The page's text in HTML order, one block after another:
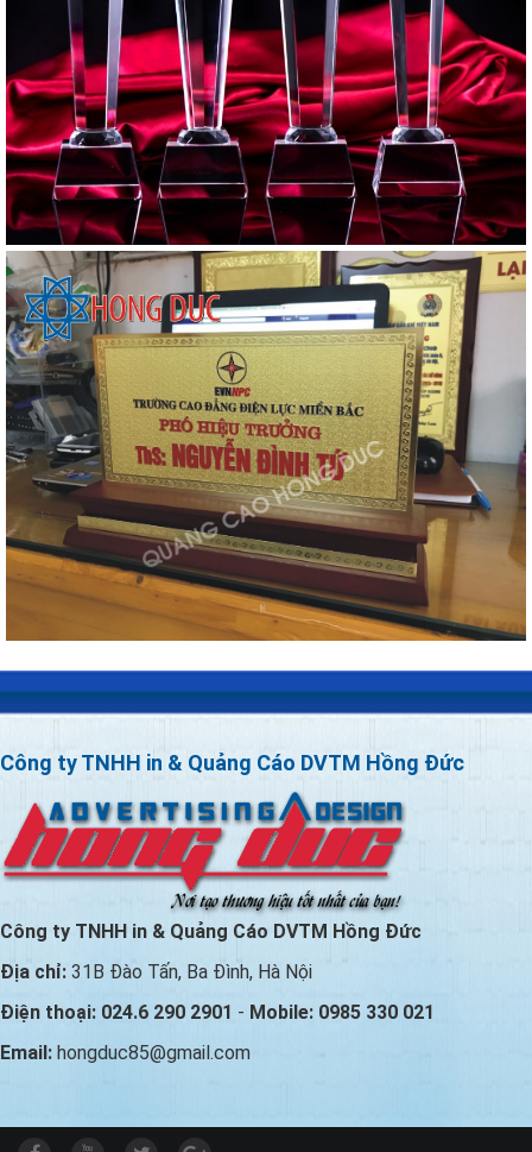
Công ty TNHH in & Quảng Cáo DVTM Hồng Đức
Công ty TNHH in & Quảng Cáo DVTM Hồng Đức
Địa chỉ: 31B Đào Tấn, Ba Đình, Hà Nội
Điện thoại: 024.6 290 2901 - Mobile: 0985 330 021
Email: hongduc85@gmail.com